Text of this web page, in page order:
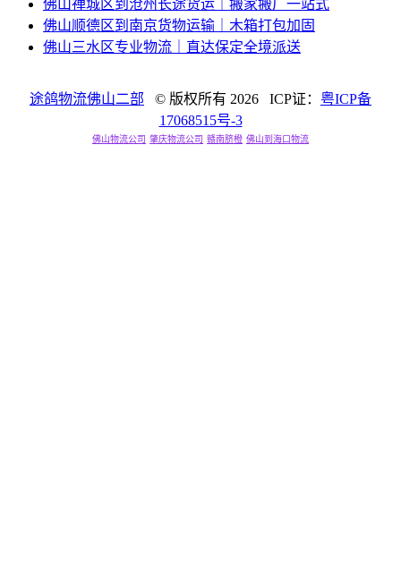
佛山禅城区到沧州长途货运｜搬家搬厂一站式
佛山顺德区到南京货物运输｜木箱打包加固
佛山三水区专业物流｜直达保定全境派送
途鸽物流佛山二部 © 版权所有 2026 ICP证： 粤ICP备
17068515号-3
佛山物流公司 肇庆物流公司 赣南脐橙 佛山到海口物流